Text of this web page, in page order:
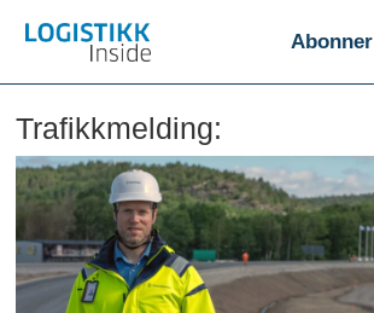
Abonner
Trafikkmelding: